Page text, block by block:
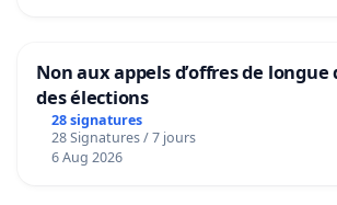
Non aux appels d’offres de
des élections
28 signatures
28 Signatures / 7 jours
6 Aug 2026